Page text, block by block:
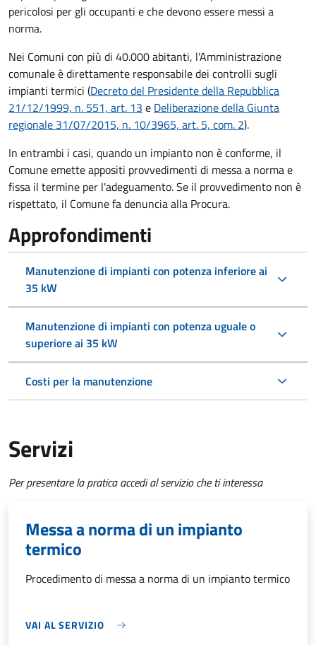
pericolosi per gli occupanti e che devono essere messi a
norma.
Nei Comuni con più di 40.000 abitanti, l'Amministrazione
comunale è direttamente responsabile dei controlli sugli
impianti termici (Decreto del Presidente della Repubblica
21/12/1999, n. 551, art. 13 e Deliberazione della Giunta
regionale 31/07/2015, n. 10/3965, art. 5, com. 2).
In entrambi i casi, quando un impianto non è conforme, il
Comune emette appositi provvedimenti di messa a norma e
fissa il termine per l'adeguamento. Se il provvedimento non è
rispettato, il Comune fa denuncia alla Procura.
Approfondimenti
Manutenzione di impianti con potenza inferiore ai
35 kW
Manutenzione di impianti con potenza uguale o
superiore ai 35 kW
Costi per la manutenzione
Servizi
Per presentare la pratica accedi al servizio che ti interessa
Messa a norma di un impianto
termico
Procedimento di messa a norma di un impianto termico
VAI AL SERVIZIO